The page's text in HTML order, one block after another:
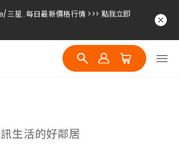
星..每日最新價格行情 >>> 點我立即
三星..每日最新價格行情 >>> 點我立即
三星..每日最新價格行情 >>> 點我立即
星..每日最新價格行情 >>> 點我立即
生活的好鄰居